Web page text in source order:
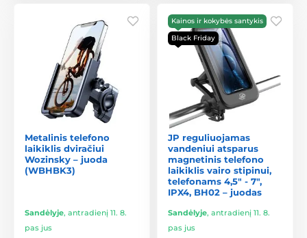
Metalinis telefono
laikiklis dviračiui
Wozinsky – juoda
(WBHBK3)
Sandėlyje, antradienį 11. 8.
pas jus
Kainos ir kokybės santykis
Black Friday
JP reguliuojamas
vandeniui atsparus
magnetinis telefono
laikiklis vairo stipinui,
telefonams 4,5" - 7",
IPX4, BH02 – juodas
Sandėlyje, antradienį 11. 8.
pas jus